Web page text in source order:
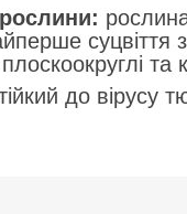
суцвіття
та
до вірусу